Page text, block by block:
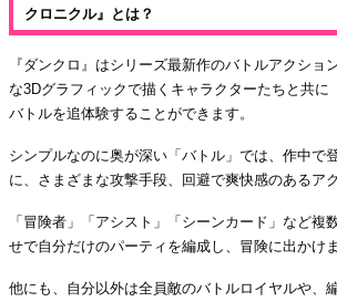
クロニクル』とは？
『ダンクロ』はシリーズ最新作のバトルアクショ
な3Dグラフィックで描くキャラクターたちと共に
バトルを追体験することができます。
シンプルなのに奥が深い「バトル」では、作中で
に、さまざまな攻撃手段、回避で爽快感のあるア
「冒険者」「アシスト」「シーンカード」など複
せで自分だけのパーティを編成し、冒険に出かけま
他にも、自分以外は全員敵のバトルロイヤルや、